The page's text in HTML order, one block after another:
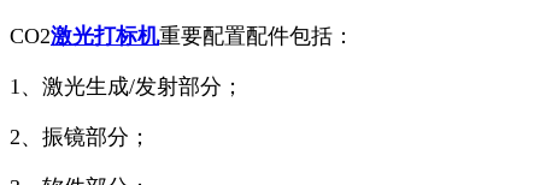
CO2激光打标机重要配置配件包括：
1、激光生成/发射部分；
2、振镜部分；